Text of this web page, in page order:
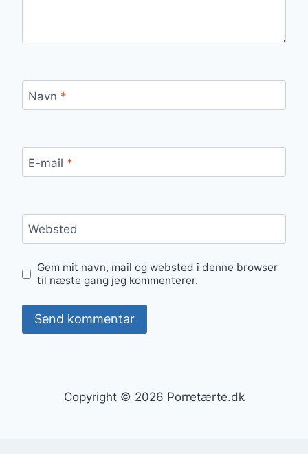
Navn *
E-mail *
Websted
Gem mit navn, mail og websted i denne browser
til næste gang jeg kommenterer.
Copyright © 2026 Porretærte.dk